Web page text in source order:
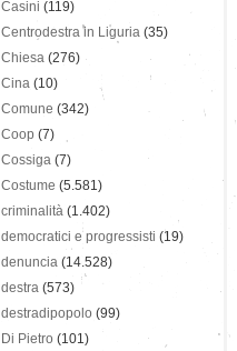
Casini (119)
Centrodestra in Liguria (35)
Chiesa (276)
Cina (10)
Comune (342)
Coop (7)
Cossiga (7)
Costume (5.581)
criminalità (1.402)
democratici e progressisti (19)
denuncia (14.528)
destra (573)
destradipopolo (99)
Di Pietro (101)